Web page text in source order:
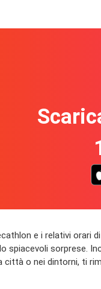
e i relativi orari
spiacevoli sorprese.
o nei dintorni, ti